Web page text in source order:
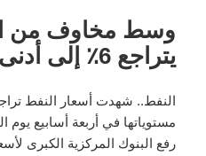
وسط مخاوف من
يتراجع 6٪ إلى أدنى مستوى
النفط.. شهدت أسعار النفط
مستوياتها في أربعة أسابيع
رفع البنوك المركزية الكبرى